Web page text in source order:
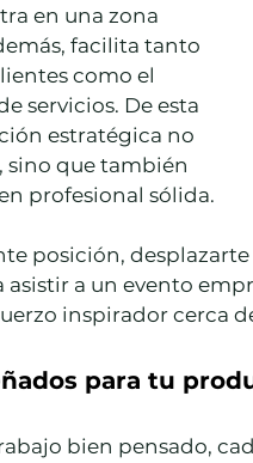
en una zona
facilita tanto
como el
servicios. De esta
estratégica no
sino que también
profesional sólida.
posición,
asistir a un evento
inspirador cerca
para tu
bien pensado,